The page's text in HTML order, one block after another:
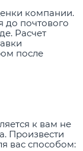
компании.
до почтового
Расчет
после
к вам не
Произвести
вас способом: